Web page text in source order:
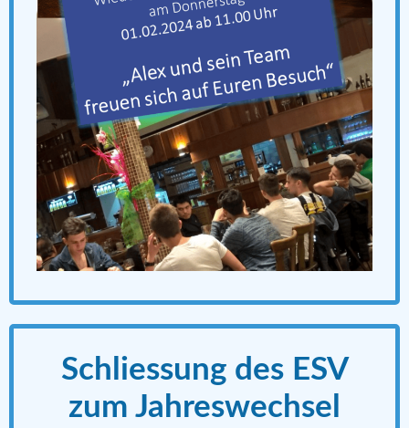
Schliessung des ESV
zum Jahreswechsel